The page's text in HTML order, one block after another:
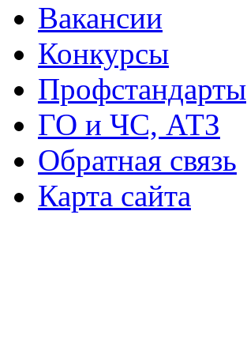
Вакансии
Конкурсы
Профстандарты
ГО и ЧС, АТЗ
Обратная связь
Карта сайта